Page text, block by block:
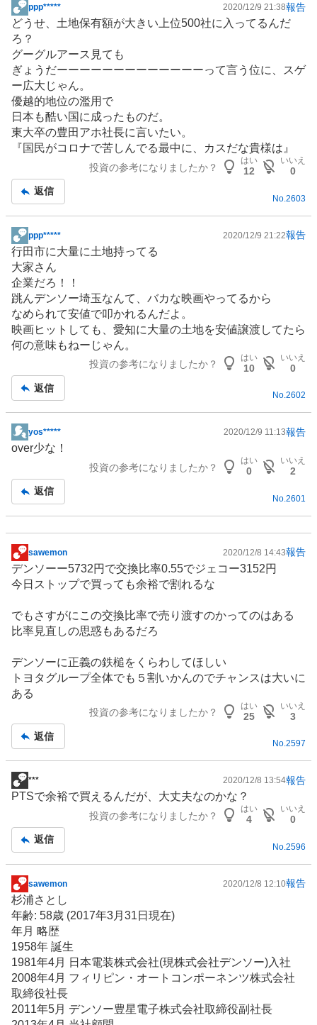
掲
示
板
記
事
ppp***** 2020/12/9 21:38報告
どうせ、土地保有額が大きい上位500社に入ってるんだ
ろ？
グーグルアース見ても
ぎょうだーーーーーーーーーーーーーって言う位に、スゲ
ー広大じゃん。
優越的地位の濫用で
日本も酷い国に成ったものだ。
東大卒の豊田アホ社長に言いたい。
『国民がコロナで苦しんでる最中に、カスだな貴様は』
投資の参考になりましたか？
はい
12
いいえ
0
返信
No. 2603
掲
示
板
記
事
ppp***** 2020/12/9 21:22報告
行田市に大量に土地持ってる
大家さん
企業だろ！！
跳んデンソー埼玉なんて、バカな映画やってるから
なめられて安値で叩かれるんだよ。
映画ヒットしても、愛知に大量の土地を安値譲渡してたら
何の意味もねーじゃん。
投資の参考になりましたか？
はい
10
いいえ
0
返信
No.2602
掲
示
事
yos***** 2020/12/9 11:13報告
over少な！
投資の参考になりましたか？
はい
0
いいえ
2
返信
No. 2601
掲
示
板
事
sawemon 2020/12/8 14:43報告
デンソーー5732円で交換比率0.55でジェコー3152円
今日ストップで買っても余裕で割れるな
でもさすがにこの交換比率で売り渡すのかってのはある
比率見直しの思惑もあるだろ
デンソーに正義の鉄槌をくらわしてほしい
トヨタグループ全体でも５割いかんのでチャンスは大いに
ある
投資の参考になりましたか？
はい
25
いいえ
3
返信
No.2597
掲
示
事
*** 2020/12/8 13:54報告
PTSで余裕で買えるんだが、大丈夫なのかな？
投資の参考になりましたか？
はい
4
いいえ
0
返信
No. 2596
掲
示
板
記
事
sawemon 2020/12/8 12:10報告
杉浦さとし
年齢: 58歳 (2017年3月31日現在)
年月 略歴
1958年 誕生
1981年4月 日本電装株式会社(現株式会社デンソー)入社
2008年4月 フィリピン・オートコンポーネンツ株式会社
取締役社長
2011年5月 デンソー豊星電子株式会社取締役副社長